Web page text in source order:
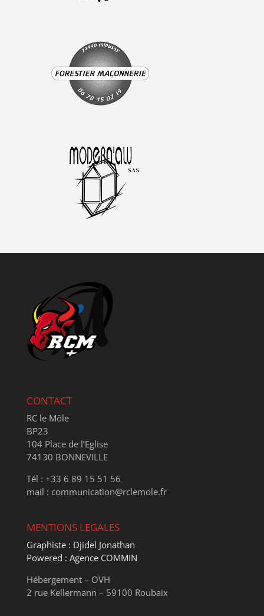
CONTACT
RC le Môle
BP23
104 Place de l’Eglise
74130 BONNEVILLE
Tél : +33 6 89 15 51 56
mail : communication@rclemole.fr
MENTIONS LEGALES
Graphiste : Djidel Jonathan
Powered : Agence COMMIN
Hébergement – OVH
2 rue Kellermann – 59100 Roubaix